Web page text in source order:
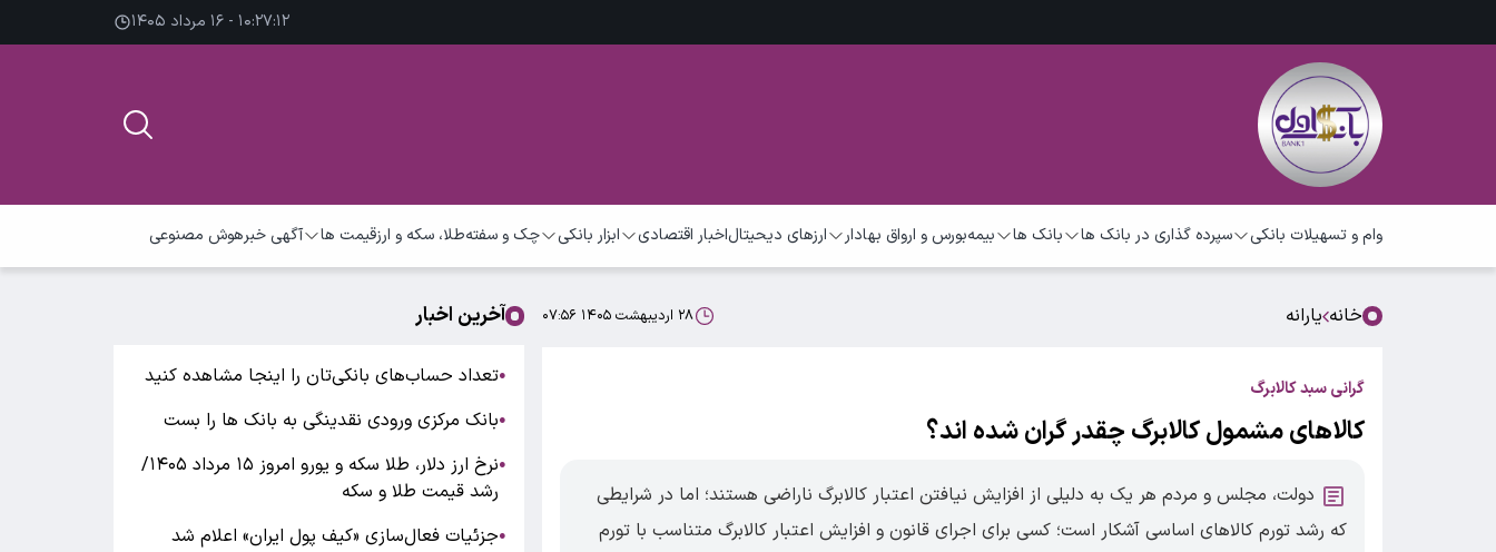
۱۰:۲۷:۱۳ - ۱۶ مرداد ۱۴۰۵
وام و تسهیلات بانکی سپرده گذاری در بانک ها بانک ها بیمهبورس و ارواق بهادار ارزهای دیحیتالاخبار اقتصادی ابزار بانکی چک و سفتهطلا، سکه و ارزقیمت ها آگهی خبرهوش مصنوعی
خانه یارانه ۲۸ اردیبهشت ۱۴۰۵ ۰۷:۵۶
گرانی سبد کالابرگ
کالاهای مشمول کالابرگ چقدر گران شده اند؟
دولت، مجلس و مردم هر یک به دلیلی از افزایش نیافتن اعتبار کالابرگ ناراضی هستند؛ اما در شرایطی
که رشد تورم کالاهای اساسی آشکار است؛ کسی برای اجرای قانون و افزایش اعتبار کالابرگ متناسب با تورم
آخرین اخبار
●تعداد حساب‌های بانکی‌تان را اینجا مشاهده کنید
●بانک مرکزی ورودی نقدینگی به بانک ها را بست
●
نرخ ارز دلار، طلا سکه و یورو امروز ۱۵ مرداد ۱۴۰۵/
رشد قیمت طلا و سکه
●جزئیات فعال‌سازی «کیف پول ایران» اعلام شد